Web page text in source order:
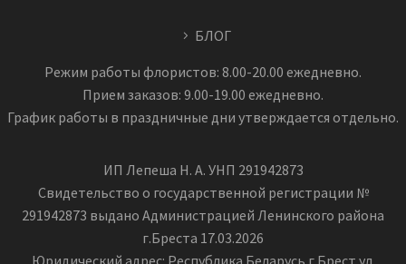
БЛОГ
Режим работы флористов: 8.00-20.00 ежедневно.
Прием заказов: 9.00-19.00 ежедневно.
График работы в праздничные дни утверждается отдельно.
ИП Лепеша Н. А. УНП 291942873
Свидетельство о государственной регистрации №
291942873 выдано Администрацией Ленинского района
г.Бреста 17.03.2026
Юридический адрес: Республика Беларусь г.Брест ул.